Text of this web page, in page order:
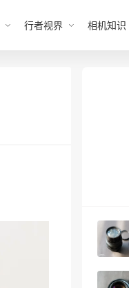
行者视界 相机知识